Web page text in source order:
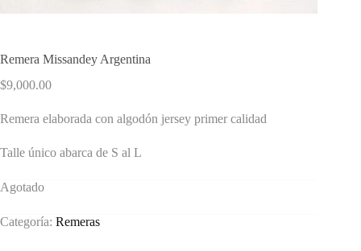
Remera Missandey Argentina
$9,000.00
Remera elaborada con algodón jersey primer calidad
Talle único abarca de S al L
Agotado
Categoría: Remeras